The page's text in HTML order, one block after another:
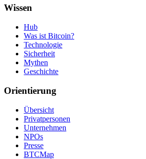
Wissen
Hub
Was ist Bitcoin?
Technologie
Sicherheit
Mythen
Geschichte
Orientierung
Übersicht
Privatpersonen
Unternehmen
NPOs
Presse
BTCMap